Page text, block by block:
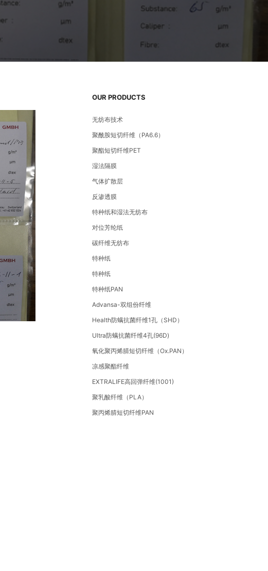
OUR PRODUCTS
无纺布技术
聚酰胺短切纤维（PA6.6）
聚酯短切纤维PET
湿法隔膜
气体扩散层
反渗透膜
特种纸和湿法无纺布
对位芳纶纸
碳纤维无纺布
特种纸
特种纸
特种纸PAN
Advansa-双组份纤维
Health防螨抗菌纤维1孔（SHD）
Ultra防螨抗菌纤维4孔(96D)
氧化聚丙烯腈短切纤维（Ox.PAN）
凉感聚酯纤维
EXTRALIFE高回弹纤维(1001)
聚乳酸纤维（PLA）
聚丙烯腈短切纤维PAN